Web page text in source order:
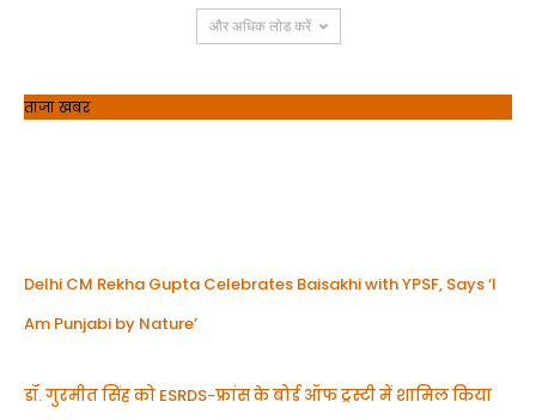
और अधिक लोड करें